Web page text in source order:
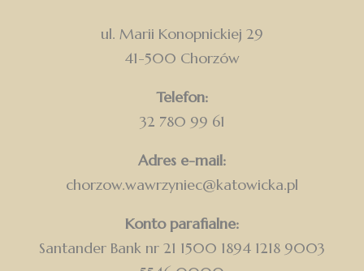
ul. Marii Konopnickiej 29
41-500 Chorzów
Telefon:
32 780 99 61
Adres e-mail:
chorzow.wawrzyniec@katowicka.pl
Konto parafialne:
Santander Bank nr 21 1500 1894 1218 9003